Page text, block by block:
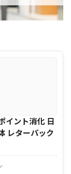
イント消化 日
レターパック